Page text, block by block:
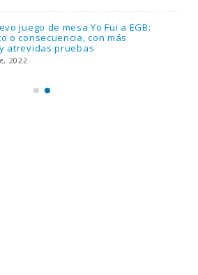
juego de mesa Yo Fui a EGB:
o consecuencia, con más
atrevidas pruebas
2022